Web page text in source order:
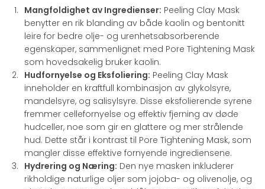
Mangfoldighet av Ingredienser: Peeling Clay Mask
benytter en rik blanding av både kaolin og bentonitt
leire for bedre olje- og urenhetsabsorberende
egenskaper, sammenlignet med Pore Tightening Mask
som hovedsakelig bruker kaolin.
Hudfornyelse og Eksfoliering: Peeling Clay Mask
inneholder en kraftfull kombinasjon av glykolsyre,
mandelsyre, og salisylsyre. Disse eksfolierende syrene
fremmer cellefornyelse og effektiv fjerning av døde
hudceller, noe som gir en glattere og mer strålende
hud. Dette står i kontrast til Pore Tightening Mask, som
mangler disse effektive fornyende ingrediensene.
Hydrering og Næring: Den nye masken inkluderer
rikholdige naturlige oljer som jojoba- og olivenolje, og